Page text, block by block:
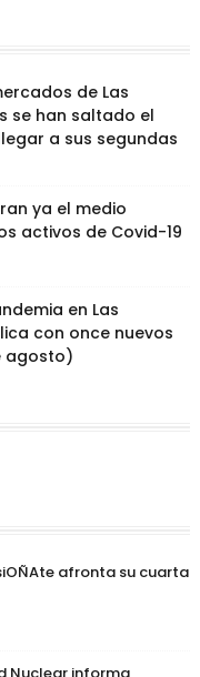
de Las
se han saltado el
a sus segundas
ya el medio
activos de Covid-19
en Las
con once nuevos
agosto)
afronta su cuarta